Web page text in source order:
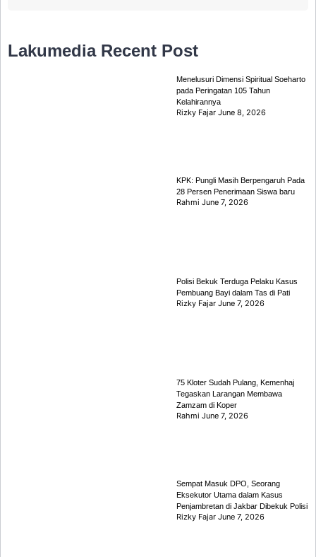
Lakumedia Recent Post
Menelusuri Dimensi Spiritual Soeharto
pada Peringatan 105 Tahun
Kelahirannya
Rizky FajarJune 8, 2026
KPK: Pungli Masih Berpengaruh Pada
28 Persen Penerimaan Siswa baru
RahmiJune 7, 2026
Polisi Bekuk Terduga Pelaku Kasus
Pembuang Bayi dalam Tas di Pati
Rizky FajarJune 7, 2026
75 Kloter Sudah Pulang, Kemenhaj
Tegaskan Larangan Membawa
Zamzam di Koper
RahmiJune 7, 2026
Sempat Masuk DPO, Seorang
Eksekutor Utama dalam Kasus
Penjambretan di Jakbar Dibekuk Polisi
Rizky FajarJune 7, 2026